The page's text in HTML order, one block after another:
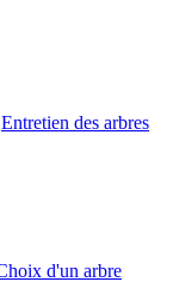
Entretien des arbres
d'un arbre